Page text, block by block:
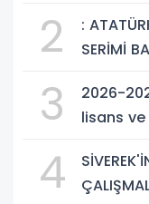
2
:
SERİMİ
3
2026-2027
lisans
4